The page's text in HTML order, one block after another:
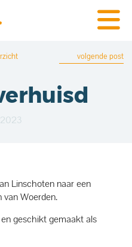
volgende post
Linschoten naar een
Woerden.
geschikt gemaakt als